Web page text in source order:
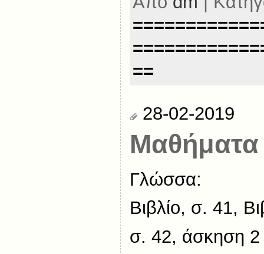
==
28-02-2019
Γλώσσα:
Βιβλίο, σ. 41,
σ. 42, άσκηση 2